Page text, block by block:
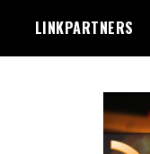
LINKPARTNERS